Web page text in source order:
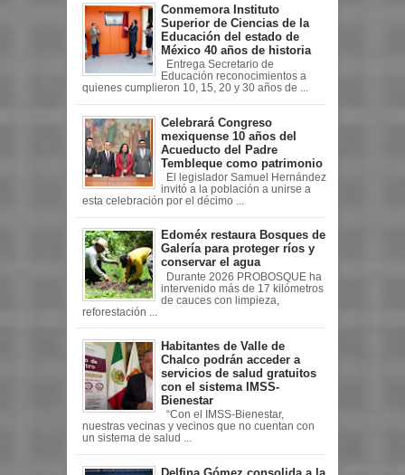
Conmemora Instituto
Superior de Ciencias de la
Educación del estado de
México 40 años de historia
Entrega Secretario de
Educación reconocimientos a
quienes cumplieron 10, 15, 20 y 30 años de ...
Celebrará Congreso
mexiquense 10 años del
Acueducto del Padre
Tembleque como patrimonio
El legislador Samuel Hernández
invitó a la población a unirse a
esta celebración por el décimo ...
Edoméx restaura Bosques de
Galería para proteger ríos y
conservar el agua
Durante 2026 PROBOSQUE ha
intervenido más de 17 kilómetros
de cauces con limpieza,
reforestación ...
Habitantes de Valle de
Chalco podrán acceder a
servicios de salud gratuitos
con el sistema IMSS-
Bienestar
“Con el IMSS-Bienestar,
nuestras vecinas y vecinos que no cuentan con
un sistema de salud ...